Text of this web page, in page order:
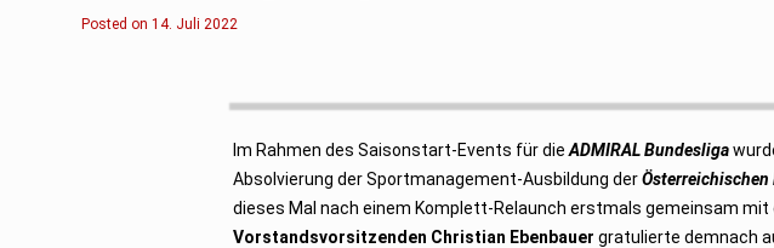
Posted on1
14. Juli 2022
Im Rahmen des Saisonstart-Events für die ADMIRAL Bundesliga
Absolvierung der Sportmanagement-Ausbildung der
dieses Mal nach einem Komplett-Relaunch erstmals gemeinsam
Vorstandsvorsitzenden Christian Ebenbauer gratulierte demnach